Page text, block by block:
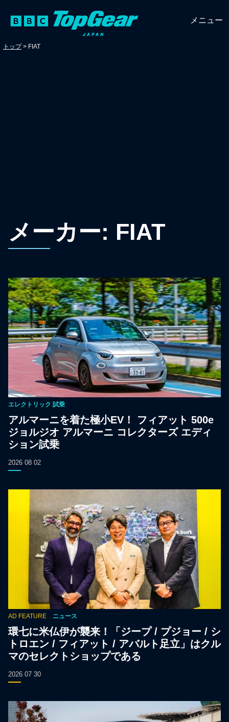
メニュー
トップ > FIAT
メーカー: FIAT
エレクトリック 試乗
アルマーニを着た極小EV！ フィアット 500e
ジョルジオ アルマーニ コレクターズ エディ
ション試乗
2026 08 02
AD FEATURE ニュース
環七に米仏伊が襲来！「ジープ / プジョー / シ
トロエン / フィアット / アバルト足立」はクル
マのセレクトショップである
2026 07 30